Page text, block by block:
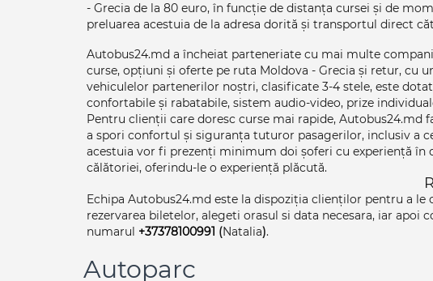
- Grecia de la 80 euro, în funcție de distanța cursei și de
preluarea acestuia de la adresa dorită și transportul direct
Autobus24.md a încheiat parteneriate cu mai multe
curse, opțiuni și oferte pe ruta Moldova - Grecia și retur, cu
vehiculelor partenerilor noștri, clasificate 3-4 stele, este
confortabile și rabatabile, sistem audio-video, prize
Pentru clienții care doresc curse mai rapide, Autobus24.md
a spori confortul și siguranța tuturor pasagerilor, inclusiv a
acestuia vor fi prezenți minimum doi șoferi cu experiență în
călătoriei, oferindu-le o experiență plăcută.
Echipa Autobus24.md este la dispoziția clienților pentru a
rezervarea biletelor, alegeti orasul si data necesara, iar
numarul +37378100991 (Natalia).
Autoparc